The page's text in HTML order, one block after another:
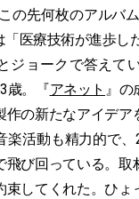
の先何枚のアルバ
「医療技術が進歩し
ジョークで答えて
歳。『アネット 』
作の新たなアイデア
楽活動も精力的で
飛び回っている。取
束してくれた。ひ